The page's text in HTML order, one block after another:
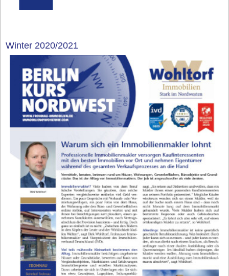
Winter 2020/2021